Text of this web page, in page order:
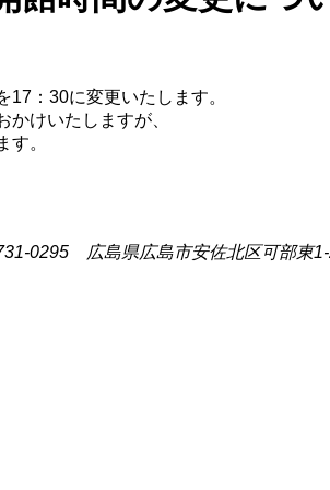
：30に変更いたします。
けいたしますが、
す。
0295 広島県広島市安佐北区可部東